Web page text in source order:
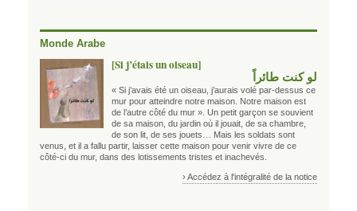
Monde Arabe
[Si j’étais un oiseau]
لو كنت طائراً
« Si j’avais été un oiseau, j’aurais volé par-dessus ce
mur pour atteindre notre maison. Notre maison est
de l’autre côté du mur ». Un petit garçon se souvient
de sa maison, du jardin où il jouait, de sa chambre,
de son lit, de ses jouets… Mais les soldats sont
venus, et il a fallu partir, laisser cette maison pour venir vivre de ce
côté-ci du mur, dans des lotissements tristes et inachevés.
› Accédez à l'intégralité de la notice